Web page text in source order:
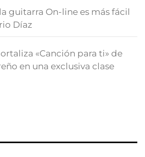
guitarra On-line es más fácil
Díaz
«Canción para ti» de
en una exclusiva clase